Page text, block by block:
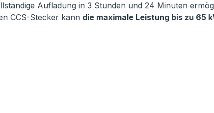
Aufladung in 3 Stunden und 24 Minuten
CCS-Stecker kann die maximale Leistung bis zu 65